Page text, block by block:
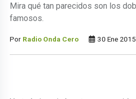
Mira qué tan parecidos son los
famosos.
Por Radio Onda Cero 30 Ene 2015